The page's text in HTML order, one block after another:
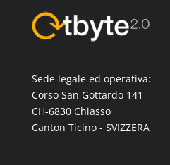
Sede legale ed operativa:
Corso San Gottardo 141
CH-6830 Chiasso
Canton Ticino - SVIZZERA